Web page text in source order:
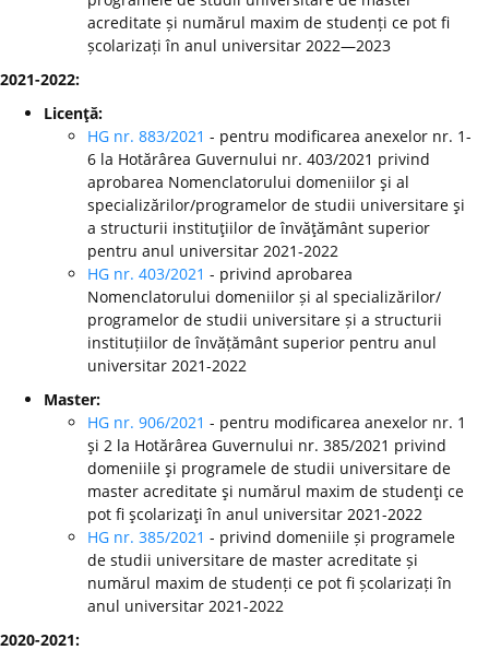
acreditate și numărul maxim de studenți ce pot fi
școlarizați în anul universitar 2022—2023
2021-2022:
Licenţă:
HG nr. 883/2021 - pentru modificarea anexelor nr. 1-
6 la Hotărârea Guvernului nr. 403/2021 privind
aprobarea Nomenclatorului domeniilor şi al
specializărilor/programelor de studii universitare şi
a structurii instituţiilor de învăţământ superior
pentru anul universitar 2021-2022
HG nr. 403/2021 - privind aprobarea
Nomenclatorului domeniilor și al specializărilor/
programelor de studii universitare și a structurii
instituțiilor de învățământ superior pentru anul
universitar 2021-2022
Master:
HG nr. 906/2021 - pentru modificarea anexelor nr. 1
şi 2 la Hotărârea Guvernului nr. 385/2021 privind
domeniile şi programele de studii universitare de
master acreditate şi numărul maxim de studenţi ce
pot fi şcolarizaţi în anul universitar 2021-2022
HG nr. 385/2021 - privind domeniile și programele
de studii universitare de master acreditate și
numărul maxim de studenți ce pot fi școlarizați în
anul universitar 2021-2022
2020-2021: